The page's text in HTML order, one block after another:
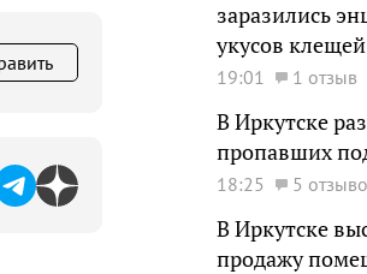
заразились
укусов клещей
19:01 1 отзыв
В Иркутске
пропавших
18:25 5
В Иркутске
продажу